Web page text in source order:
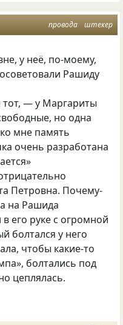
провода штекер
у неё, по-моему,
Рашиду
тот, — у Маргариты
но одна
мне память
очень разработана
Петровна. Почему-
на Рашида
его руке с огромной
болтался у него
чтобы какие-то
болтались под
цеплялась.